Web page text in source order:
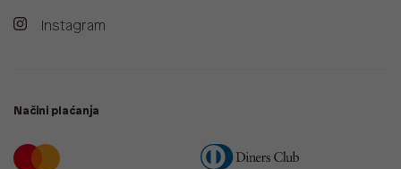
Instagram
Načini plaćanja